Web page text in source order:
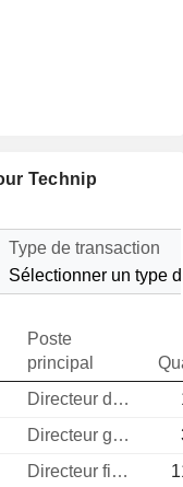
Technip
Type de transaction
Sélectionner un type
Poste
principal
Directeur des ressources humaines
Directeur general
Directeur financier